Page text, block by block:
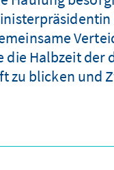
Halbzeit der
zu blicken und